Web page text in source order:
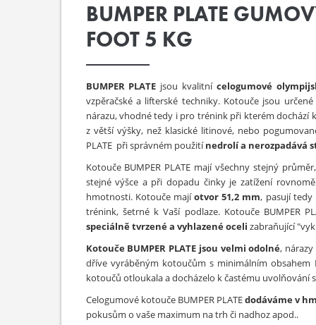
BUMPER PLATE
FOOT 5 KG
BUMPER PLATE jsou kvalitní celogumové
vzpěračské a lifterské techniky. Kotouče jsou
nárazu, vhodné tedy i pro trénink při kterém
z větší výšky, než klasické litinové, nebo
PLATE při správném použitínedrolí a nerozpadává
Kotouče BUMPER PLATE mají všechny stejný
stejné výšce a při dopadu činky je zatížení
hmotnosti. Kotouče majíotvor 51,2 mm, pasují tedy
trénink, šetrné k Vaší podlaze. Kotouče BUMPER
speciálně tvrzené a vyhlazené oceli zabraňující
Kotouče BUMPER PLATE jsou velmi odolné,
dříve vyráběným kotoučům s minimálním obsahem
kotoučů otloukala a docházelo k častému
Celogumové kotouče BUMPER PLATEdodáváme v
pokusům o vaše maximum na trh či nadhoz apod..